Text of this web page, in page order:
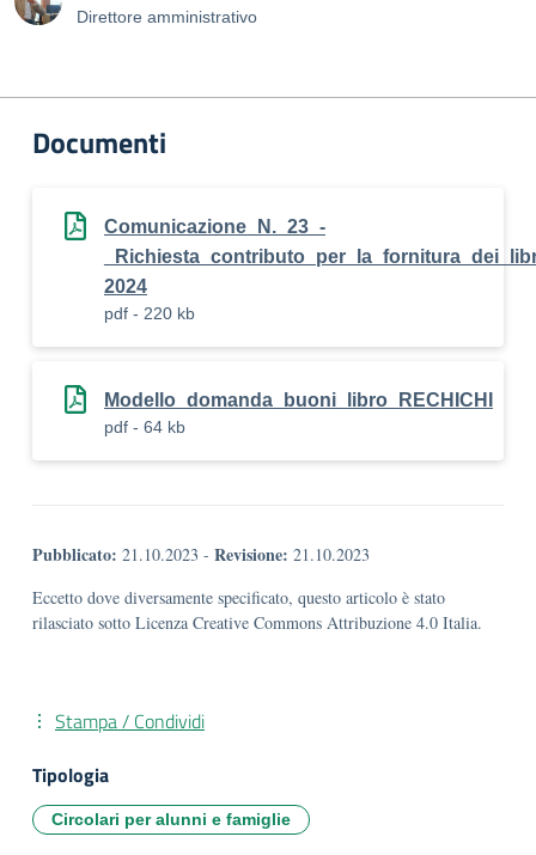
Direttore amministrativo
Documenti
Comunicazione_N._23_-
2024
pdf - 220 kb
Modello_domanda_buoni_libro_RECHICHI
pdf - 64 kb
Pubblicato: 21.10.2023 - Revisione: 21.10.2023
Eccetto dove diversamente specificato, questo articolo è stato
rilasciato sotto Licenza Creative Commons Attribuzione 4.0 Italia.
Stampa / Condividi
Tipologia
Circolari per alunni e famiglie